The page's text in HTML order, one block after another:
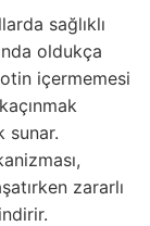
sağlıklı
oldukça
içermemesi
sunar.
zararlı